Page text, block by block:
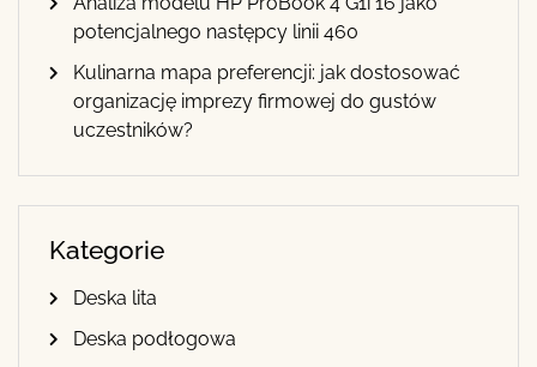
potencjalnego następcy linii 460
Kulinarna mapa preferencji: jak dostosować
organizację imprezy firmowej do gustów
uczestników?
Kategorie
Deska lita
Deska podłogowa